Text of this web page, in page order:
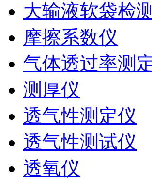
大输液软袋检
摩擦系数仪
气体透过率测
测厚仪
透气性测定仪
透气性测试仪
透氧仪